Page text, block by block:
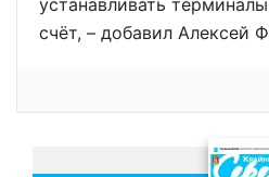
счёт, – добавил Алексей